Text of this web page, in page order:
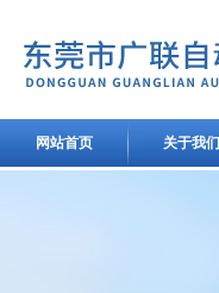
网站首页 关于我们